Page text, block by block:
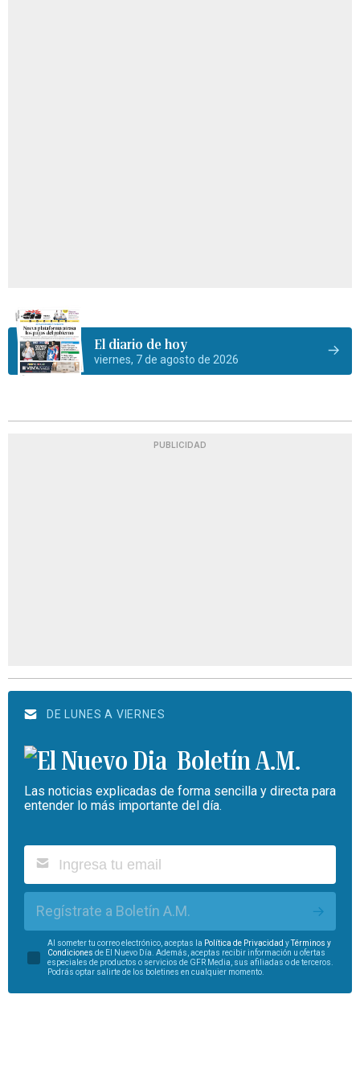
El diario de hoy
viernes, 7 de agosto de 2026
PUBLICIDAD
DE LUNES A VIERNES
Boletín A.M.
Las noticias explicadas de forma sencilla y directa para
entender lo más importante del día.
Regístrate a Boletín A.M.
Al someter tu correo electrónico, aceptas la Política de Privacidad yTérminos y
Condiciones de El Nuevo Día. Además, aceptas recibir información u ofertas
especiales de productos o servicios de GFR Media, sus afiliadas o de terceros.
Podrás optar salirte de los boletines en cualquier momento.